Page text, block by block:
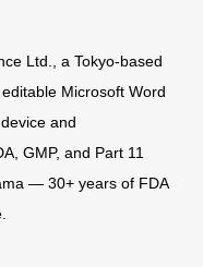
Ltd., a Tokyo-based
Microsoft Word
and
GMP, and Part 11
— 30+ years of FDA